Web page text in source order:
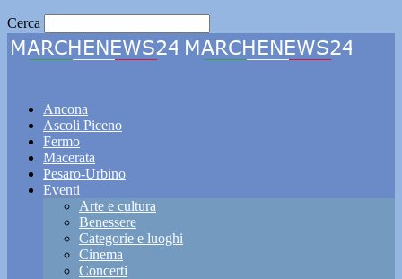
Cerca
Ancona
Ascoli Piceno
Fermo
Macerata
Pesaro-Urbino
Eventi
Arte e cultura
Benessere
Categorie e luoghi
Cinema
Concerti